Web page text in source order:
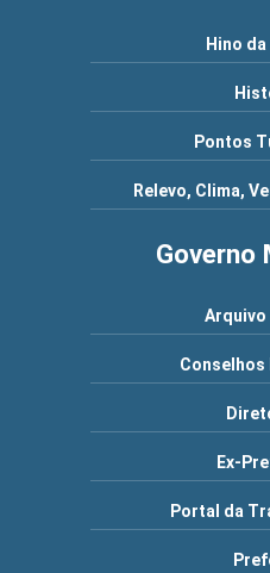
Hino
Pontos
Relevo, Clima,
Governo
Arquivo
Conselhos
Ex-
Portal da